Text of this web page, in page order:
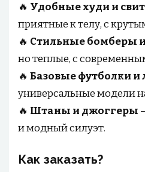
🔥 Удобные худи и
приятные к телу, с
🔥 Стильные бомберы
но теплые, с
🔥 Базовые футболки и
универсальные модели
🔥 Штаны и джоггеры
и модный силуэт.
Как заказать?